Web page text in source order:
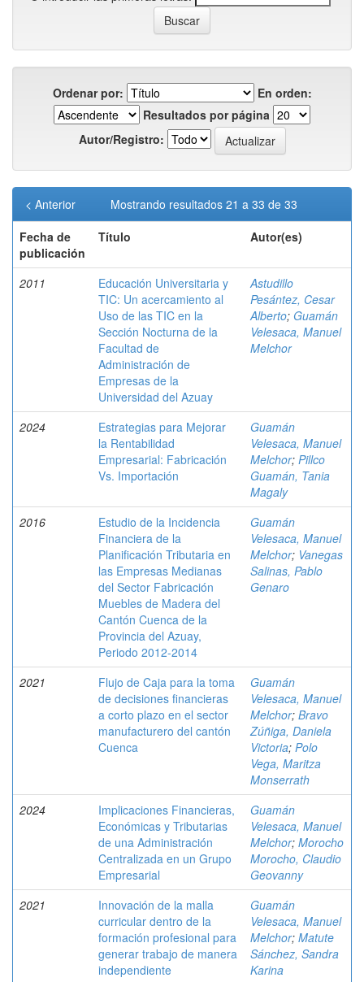
Ordenar por:
En orden:
Resultados por página
Autor/Registro:
Mostrando resultados 21 a 33 de 33
< Anterior
Fecha de
publicación
Título Autor(es)
2011
Educación Universitaria y
TIC: Un acercamiento al
Uso de las TIC en la
Sección Nocturna de la
Facultad de
Administración de
Empresas de la
Universidad del Azuay
Astudillo
Pesántez, Cesar
Alberto; Guamán
Velesaca, Manuel
Melchor
2024
Estrategias para Mejorar
la Rentabilidad
Empresarial: Fabricación
Vs. Importación
Guamán
Velesaca, Manuel
Melchor; Pillco
Guamán, Tania
Magaly
2016
Estudio de la Incidencia
Financiera de la
Planificación Tributaria en
las Empresas Medianas
del Sector Fabricación
Muebles de Madera del
Cantón Cuenca de la
Provincia del Azuay,
Periodo 2012-2014
Guamán
Velesaca, Manuel
Melchor; Vanegas
Salinas, Pablo
Genaro
2021
Flujo de Caja para la toma
de decisiones financieras
a corto plazo en el sector
manufacturero del cantón
Cuenca
Guamán
Velesaca, Manuel
Melchor; Bravo
Zúñiga, Daniela
Victoria; Polo
Vega, Maritza
Monserrath
2024
Implicaciones Financieras,
Económicas y Tributarias
de una Administración
Centralizada en un Grupo
Empresarial
Guamán
Velesaca, Manuel
Melchor; Morocho
Morocho, Claudio
Geovanny
2021
Innovación de la malla
curricular dentro de la
formación profesional para
generar trabajo de manera
independiente
Guamán
Velesaca, Manuel
Melchor; Matute
Sánchez, Sandra
Karina